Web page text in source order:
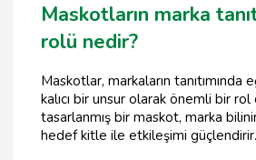
Maskotların marka
rolü nedir?
Maskotlar, markaların tanıtımında
kalıcı bir unsur olarak önemli bir rol
tasarlanmış bir maskot, marka
hedef kitle ile etkileşimi güçlendirir.